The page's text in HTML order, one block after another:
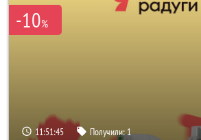
-10%
11:51:44 Получили:1